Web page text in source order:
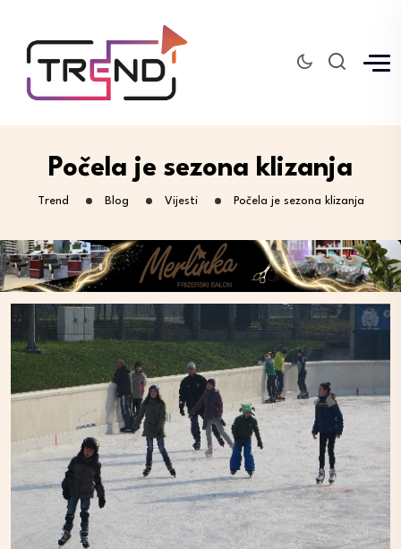
Počela je sezona klizanja
Trend Blog Vijesti Počela je sezona klizanja